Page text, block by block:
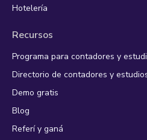
Hotelería
Recursos
Programa para contadores y
Directorio de contadores y
Demo gratis
Blog
Referí y ganá